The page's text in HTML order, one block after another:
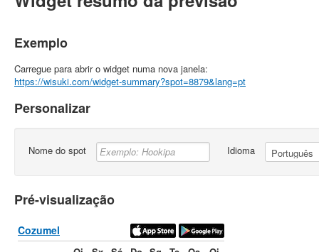
Exemplo
Carregue para abrir o widget numa nova janela:
https://wisuki.com/widget-summary?spot=8879&lang=pt
Personalizar
Nome do spot Idioma
Pré-visualização